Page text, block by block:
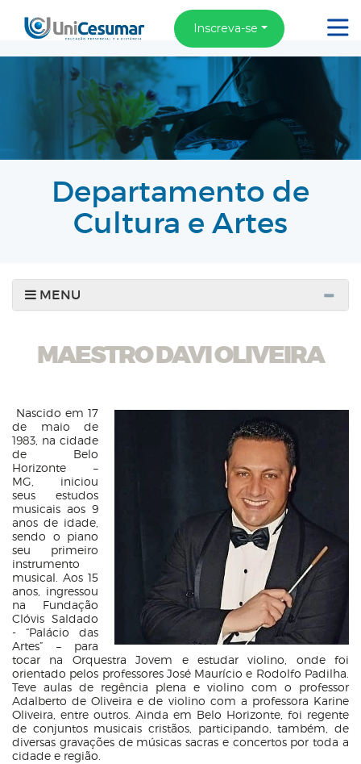
Inscreva-se
Departamento de
Cultura e Artes
MENU
MAESTRO DAVI OLIVEIRA
Nascido em 17
de maio de
1983, na cidade
de Belo
Horizonte –
MG, iniciou
seus estudos
musicais aos 9
anos de idade,
sendo o piano
seu primeiro
instrumento
musical. Aos 15
anos, ingressou
na Fundação
Clóvis Saldado
- “Palácio das
Artes” – para
tocar na Orquestra Jovem e estudar violino, onde foi
orientado pelos professores José Maurício e Rodolfo Padilha.
Teve aulas de regência plena e violino com o professor
Adalberto de Oliveira e de violino com a professora Karine
Oliveira, entre outros. Ainda em Belo Horizonte, foi regente
de conjuntos musicais cristãos, participando, também, de
diversas gravações de músicas sacras e concertos por toda a
cidade e região.